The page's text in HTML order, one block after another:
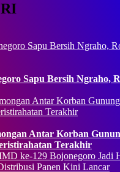
Sapu Bersih Ngraho,
Antar Korban
Terakhir